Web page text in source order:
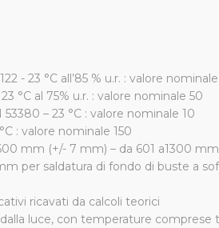
- 23 °C all’85 % u.r. : valore
°C al 75% u.r. : valore nominale 50
– 23 °C : valore nominale 10
: valore nominale 150
mm (+/- 7 mm) – da 601 a1300
per saldatura di fondo di buste a
ricavati da calcoli teorici
luce, con temperature comprese